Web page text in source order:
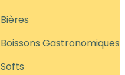
Bières
Boissons Gastronomiques
Softs